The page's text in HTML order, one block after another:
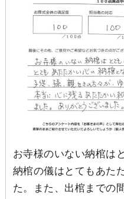
お寺様のいない納棺は
納棺の儀はとてもあた
た。また、出棺までの